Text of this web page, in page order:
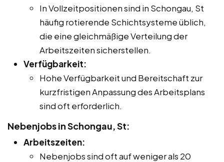
In Vollzeitpositionen sind in Schongau, St
häufig rotierende Schichtsysteme üblich,
die eine gleichmäßige Verteilung der
Arbeitszeiten sicherstellen.
Verfügbarkeit:
Hohe Verfügbarkeit und Bereitschaft zur
kurzfristigen Anpassung des Arbeitsplans
sind oft erforderlich.
Nebenjobs in Schongau, St:
Arbeitszeiten:
Nebenjobs sind oft auf weniger als 20